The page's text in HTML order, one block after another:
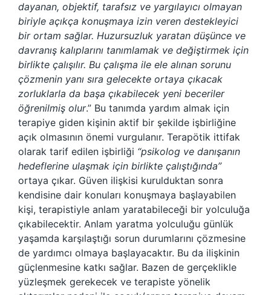
dayanan, objektif, tarafsız ve yargılayıcı olmayan
biriyle açıkça konuşmaya izin veren destekleyici
bir ortam sağlar. Huzursuzluk yaratan düşünce ve
davranış kalıplarını tanımlamak ve değiştirmek için
birlikte çalışılır. Bu çalışma ile ele alınan sorunu
çözmenin yanı sıra gelecekte ortaya çıkacak
zorluklarla da başa çıkabilecek yeni beceriler
öğrenilmiş olur.” Bu tanımda yardım almak için
terapiye giden kişinin aktif bir şekilde işbirliğine
açık olmasının önemi vurgulanır. Terapötik ittifak
olarak tarif edilen işbirliği “psikolog ve danışanın
hedeflerine ulaşmak için birlikte çalıştığında”
ortaya çıkar. Güven ilişkisi kurulduktan sonra
kendisine dair konuları konuşmaya başlayabilen
kişi, terapistiyle anlam yaratabileceği bir yolculuğa
çıkabilecektir. Anlam yaratma yolculuğu günlük
yaşamda karşılaştığı sorun durumlarını çözmesine
de yardımcı olmaya başlayacaktır. Bu da ilişkinin
güçlenmesine katkı sağlar. Bazen de gerçeklikle
yüzleşmek gerekecek ve terapiste yönelik